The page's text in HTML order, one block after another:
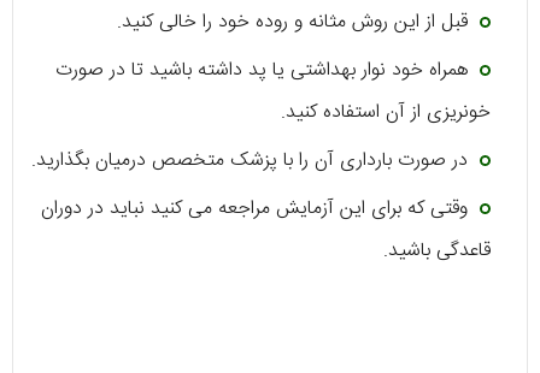
قبل از این روش مثانه و روده خود را خالی کنید.
همراه خود نوار بهداشتی یا پد داشته باشید تا در صورت
خونریزی از آن استفاده کنید.
در صورت بارداری آن را با پزشک متخصص درمیان بگذارید.
وقتی که برای این آزمایش مراجعه می کنید نباید در دوران
قاعدگی باشید.